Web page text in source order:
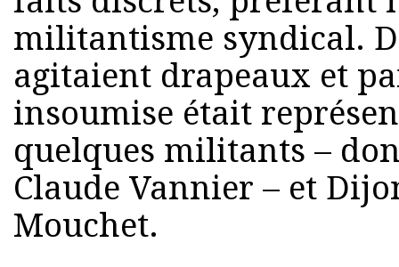
militantisme syndical.
agitaient drapeaux et
insoumise était
quelques militants –
Claude Vannier – et
Mouchet.